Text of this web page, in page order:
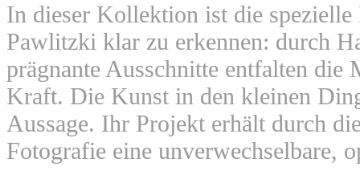
In dieser Kollektion ist die
Pawlitzki klar zu erkennen: durch
prägnante Ausschnitte entfalten die
Kraft. Die Kunst in den kleinen
Aussage. Ihr Projekt erhält durch
Fotografie eine unverwechselbare,